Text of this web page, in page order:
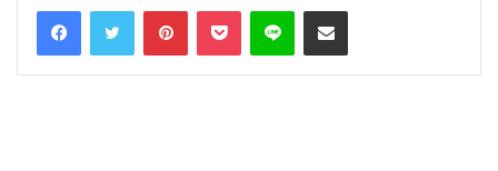
FacebookTwitter PinterestPocket Line Share via Email